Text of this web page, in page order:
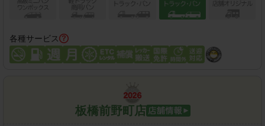
各種サービス
板橋前野町店